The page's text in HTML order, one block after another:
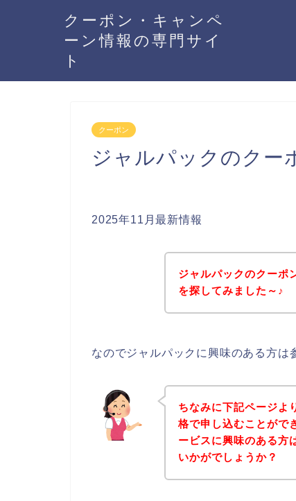
クーポン・キャンペ
ーン情報の専門サイ
ト
クーポン
ジャルパックのクー
2025年11月最新情報
ジャルパックのクーポ
を探してみました～♪
なのでジャルパックに興味のある方は
ちなみに下記ページよ
格で申し込むことがで
ービスに興味のある方
いかがでしょうか？